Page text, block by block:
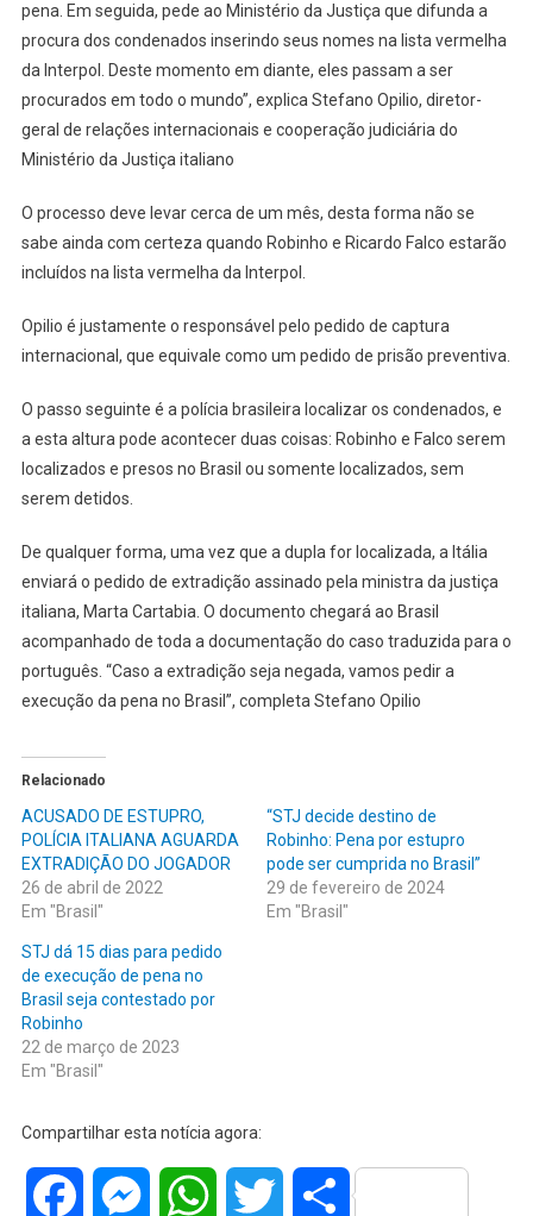
pena. Em seguida, pede ao Ministério da Justiça que difunda a
procura dos condenados inserindo seus nomes na lista vermelha
da Interpol. Deste momento em diante, eles passam a ser
procurados em todo o mundo”, explica Stefano Opilio, diretor-
geral de relações internacionais e cooperação judiciária do
Ministério da Justiça italiano
O processo deve levar cerca de um mês, desta forma não se
sabe ainda com certeza quando Robinho e Ricardo Falco estarão
incluídos na lista vermelha da Interpol.
Opilio é justamente o responsável pelo pedido de captura
internacional, que equivale como um pedido de prisão preventiva.
O passo seguinte é a polícia brasileira localizar os condenados, e
a esta altura pode acontecer duas coisas: Robinho e Falco serem
localizados e presos no Brasil ou somente localizados, sem
serem detidos.
De qualquer forma, uma vez que a dupla for localizada, a Itália
enviará o pedido de extradição assinado pela ministra da justiça
italiana, Marta Cartabia. O documento chegará ao Brasil
acompanhado de toda a documentação do caso traduzida para o
português. “Caso a extradição seja negada, vamos pedir a
execução da pena no Brasil”, completa Stefano Opilio
Relacionado
ACUSADO DE ESTUPRO,
POLÍCIA ITALIANA AGUARDA
EXTRADIÇÃO DO JOGADOR
26 de abril de 2022
Em "Brasil"
“STJ decide destino de
Robinho: Pena por estupro
pode ser cumprida no Brasil”
29 de fevereiro de 2024
Em "Brasil"
STJ dá 15 dias para pedido
de execução de pena no
Brasil seja contestado por
Robinho
22 de março de 2023
Em "Brasil"
Compartilhar esta notícia agora:
Facebook MessengerWhatsAppTwitter Share